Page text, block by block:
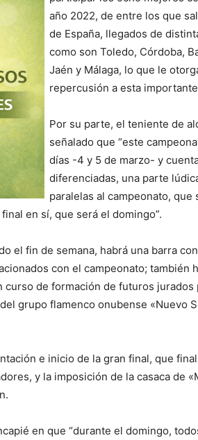
año 2022, de entre los que
de España, llegados de
como son Toledo, Córdoba,
Jaén y Málaga, lo que le
repercusión a esta importante
Por su parte, el teniente de
señalado que “este
días -4 y 5 de marzo- y
diferenciadas, una parte
paralelas al campeonato, que
en sí, que será el domingo”.
el fin de semana, habrá una barra
con el campeonato; también
curso de formación de futuros jurados
grupo flamenco onubense «Nuevo
e inicio de la gran final, que
y la imposición de la casaca de
en que “durante el domingo,